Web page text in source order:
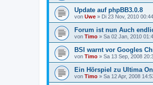
Update auf phpBB3.0.8
von Uwe » Di 23 Nov, 2010 00:44
Forum ist nun Auch
von Timo » Sa 02 Jan, 2010
BSI warnt vor Googles
von Timo » Sa 13 Sep, 2008
Ein Hörspiel zu Ultima
von Timo » Sa 12 Apr, 2008